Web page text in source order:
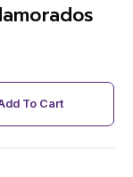
To Cart